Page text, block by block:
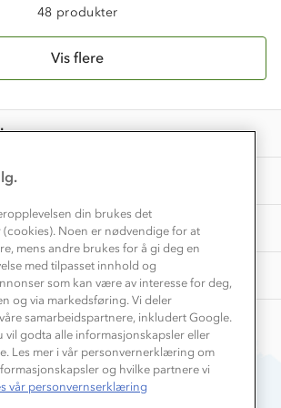
48 produkter
Vis flere
og SFO
oss?
og tips her⛰
din brukes det
Noen er nødvendige for at
mens andre brukes for å gi deg en
med tilpasset innhold og
som kan være av interesse for deg,
og via markedsføring. Vi deler
samarbeidspartnere, inkludert Google.
vil godta alle informasjonskapsler eller
Les mer i vår personvernerklæring om
og hvilke partnere vi
vår personvernserklæring